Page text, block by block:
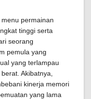
permainan
tinggi serta
seorang
pemula yang
yang terlampau
Akibatnya,
kinerja memori
yang lama